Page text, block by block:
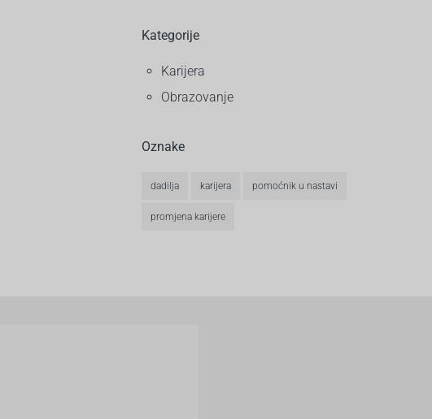
Kategorije
Karijera
Obrazovanje
Oznake
dadilja karijera pomoćnik u nastavi
promjena karijere